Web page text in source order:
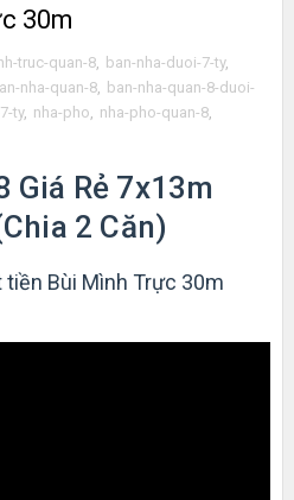
30m
truc-quan-8, ban-nha-duoi-7-ty,
nha-quan-8, ban-nha-quan-8-duoi-
ty, nha-pho, nha-pho-quan-8,
Giá Rẻ 7x13m
2 Căn)
tiền Bùi Mình Trực 30m